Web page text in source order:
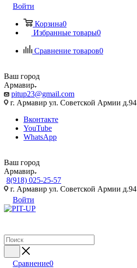
Войти
Корзина0
Избранные товары0
Сравнение товаров0
Ваш город
Армавир
pitup23@gmail.com
г. Армавир ул. Советской Армии д.94
Вконтакте
YouTube
WhatsApp
Ваш город
Армавир
8(918) 025-25-57
г. Армавир ул. Советской Армии д.94
Войти
Сравнение0